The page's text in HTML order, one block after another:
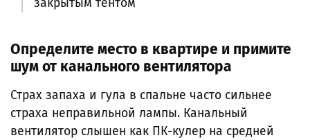
закрытым тентом
Определите место в квартире и примите
шум от канального вентилятора
Страх запаха и гула в спальне часто сильнее
страха неправильной лампы. Канальный
вентилятор слышен как ПК-кулер на средней